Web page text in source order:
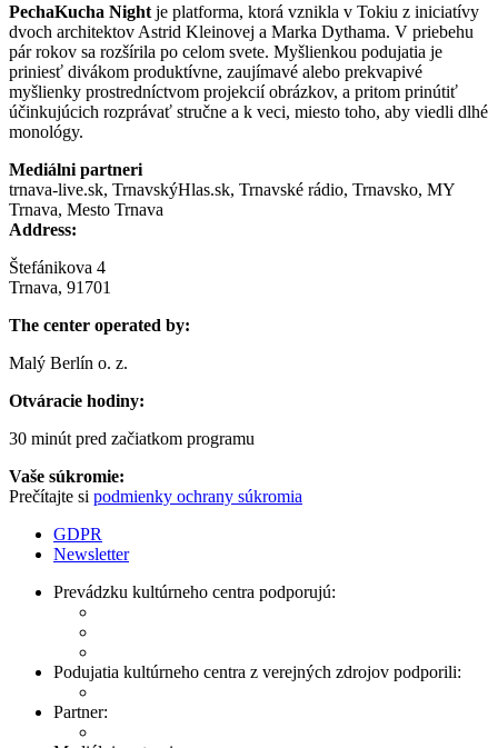
PechaKucha Night je platforma, ktorá vznikla v Tokiu z iniciatívy
dvoch architektov Astrid Kleinovej a Marka Dythama. V priebehu
pár rokov sa rozšírila po celom svete. Myšlienkou podujatia je
priniesť divákom produktívne, zaujímavé alebo prekvapivé
myšlienky prostredníctvom projekcií obrázkov, a pritom prinútiť
účinkujúcich rozprávať stručne a k veci, miesto toho, aby viedli dlhé
monológy.
Mediálni partneri
trnava-live.sk, TrnavskýHlas.sk, Trnavské rádio, Trnavsko, MY
Trnava, Mesto Trnava
Address:
Štefánikova 4
Trnava, 91701
The center operated by:
Malý Berlín o. z.
Otváracie hodiny:
30 minút pred začiatkom programu
Vaše súkromie:
Prečítajte si podmienky ochrany súkromia
GDPR
Newsletter
Prevádzku kultúrneho centra podporujú:
Podujatia kultúrneho centra z verejných zdrojov podporili:
Partner: